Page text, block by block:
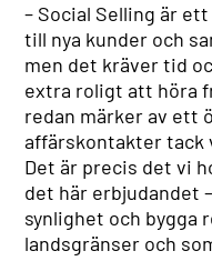
– Social Selling är
till nya kunder och
men det kräver tid
extra roligt att höra
redan märker av ett
affärskontakter tack
Det är precis det vi
det här erbjudandet
synlighet och bygga
landsgränser och